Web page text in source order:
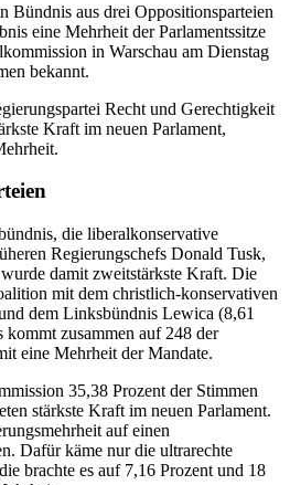
Bündnis aus drei Oppositionsparteien
eine Mehrheit der Parlamentssitze
in Warschau am Dienstag
bekannt.
Recht und Gerechtigkeit
Kraft im neuen Parlament,
die liberalkonservative
Regierungschefs Donald Tusk,
damit zweitstärkste Kraft. Die
mit dem christlich-konservativen
dem Linksbündnis Lewica (8,61
zusammen auf 248 der
eine Mehrheit der Mandate.
35,38 Prozent der Stimmen
stärkste Kraft im neuen Parlament.
auf einen
Dafür käme nur die ultrarechte
brachte es auf 7,16 Prozent und 18